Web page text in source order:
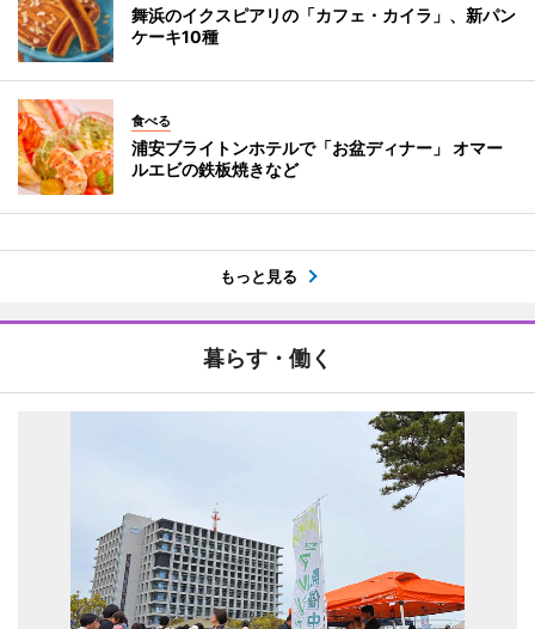
舞浜のイクスピアリの「カフェ・カイラ」、新パン
ケーキ10種
食べる
浦安ブライトンホテルで「お盆ディナー」 オマー
ルエビの鉄板焼きなど
もっと見る
暮らす・働く